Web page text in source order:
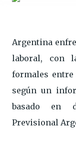
Argentina
laboral, con
formales entre
según un
basado en
Previsional